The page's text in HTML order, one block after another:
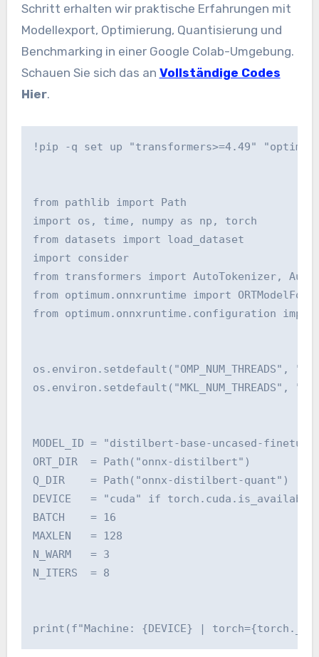
Schritt erhalten wir praktische Erfahrungen mit
Modellexport, Optimierung, Quantisierung und
Benchmarking in einer Google Colab-Umgebung.
Schauen Sie sich das an Vollständige Codes
Hier.
!pip -q set up "transformers>=4.49"
from pathlib import Path
import os, time, numpy as np, torch
from datasets import load_dataset
import consider
from transformers import AutoTokenizer,
from optimum.onnxruntime import
from optimum.onnxruntime.configuration
os.environ.setdefault("OMP_NUM_THREADS",
os.environ.setdefault("MKL_NUM_THREADS",
MODEL_ID = "distilbert-base-uncased-
ORT_DIR  = Path("onnx-distilbert")
Q_DIR    = Path("onnx-distilbert-quant")
DEVICE   = "cuda" if
BATCH    = 16
MAXLEN   = 128
N_WARM   = 3
N_ITERS  = 8
print(f"Machine: {DEVICE} |